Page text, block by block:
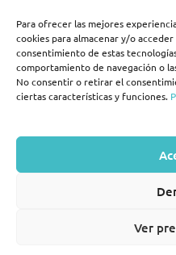
Para ofrecer las mejores
cookies para almacenar y/o
consentimiento de estas
comportamiento de navegación o
No consentir o retirar el
ciertas características y funciones.
Ver
AV Ramón y Cajal 5
47003 Valladolid –
+34 983 427